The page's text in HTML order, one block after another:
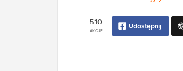
AKCJE
510 Udostępnij